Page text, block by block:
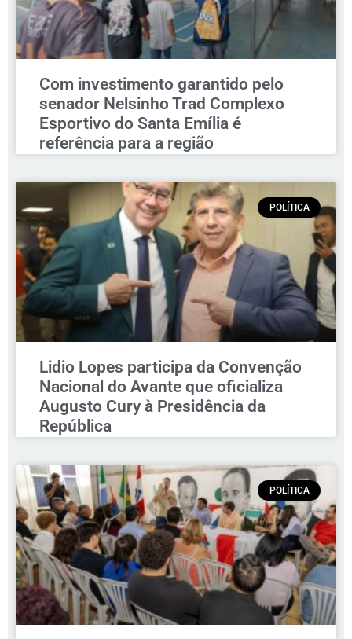
Com investimento garantido pelo
senador Nelsinho Trad Complexo
Esportivo do Santa Emília é
referência para a região
POLÍTICA
Lidio Lopes participa da Convenção
Nacional do Avante que oficializa
Augusto Cury à Presidência da
República
POLÍTICA